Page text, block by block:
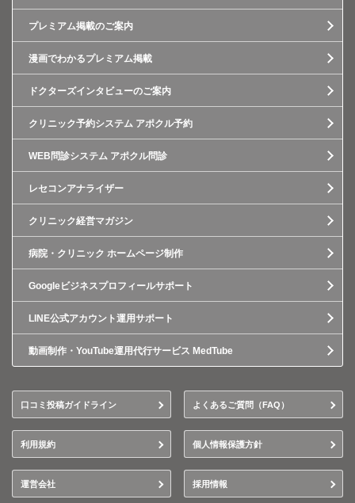
プレミアム掲載のご案内
漫画でわかるプレミアム掲載
ドクターズインタビューのご案内
クリニック予約システム アポクル予約
WEB問診システム アポクル問診
レセコンアナライザー
クリニック経営マガジン
病院・クリニック ホームページ制作
Googleビジネスプロフィールサポート
LINE公式アカウント運用サポート
動画制作・YouTube運用代行サービス MedTube
口コミ投稿ガイドライン よくあるご質問（FAQ）
利用規約 個人情報保護方針
運営会社 採用情報